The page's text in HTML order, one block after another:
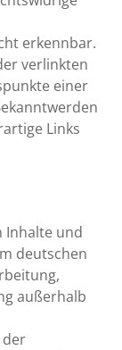
erkennbar.
verlinkten
einer
Links
Inhalte und
deutschen
außerhalb
der